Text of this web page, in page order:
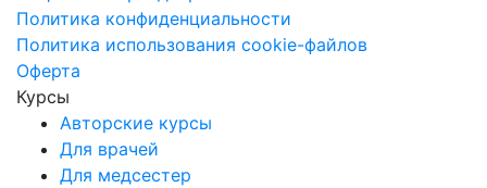
Политика конфиденциальности
Политика использования cookie-файлов
Оферта
Курсы
Авторские курсы
Для врачей
Для медсестер